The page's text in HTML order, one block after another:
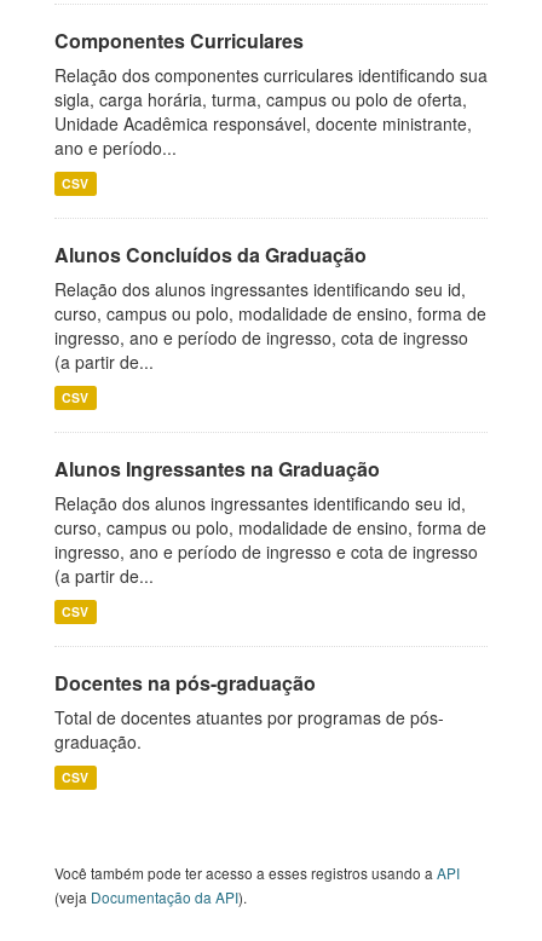
Componentes Curriculares
Relação dos componentes curriculares identificando sua
sigla, carga horária, turma, campus ou polo de oferta,
Unidade Acadêmica responsável, docente ministrante,
ano e período...
CSV
Alunos Concluídos da Graduação
Relação dos alunos ingressantes identificando seu id,
curso, campus ou polo, modalidade de ensino, forma de
ingresso, ano e período de ingresso, cota de ingresso
(a partir de...
CSV
Alunos Ingressantes na Graduação
Relação dos alunos ingressantes identificando seu id,
curso, campus ou polo, modalidade de ensino, forma de
ingresso, ano e período de ingresso e cota de ingresso
(a partir de...
CSV
Docentes na pós-graduação
Total de docentes atuantes por programas de pós-
graduação.
CSV
Você também pode ter acesso a esses registros usando a API
(veja Documentação da API).